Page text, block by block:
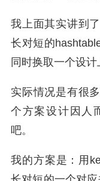
我上面其实讲到
长对短的
同时换取一个设
实际情况是有很
个方案设计因人
吧。
我的方案是：用